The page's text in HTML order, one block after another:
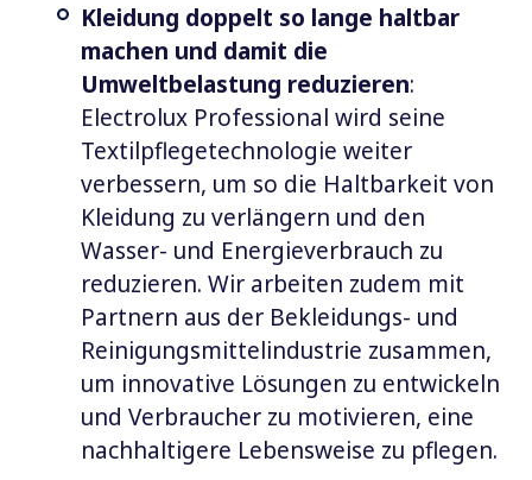
Kleidung doppelt so lange haltbar
machen und damit die
Umweltbelastung reduzieren:
Electrolux Professional wird seine
Textilpflegetechnologie weiter
verbessern, um so die Haltbarkeit von
Kleidung zu verlängern und den
Wasser- und Energieverbrauch zu
reduzieren. Wir arbeiten zudem mit
Partnern aus der Bekleidungs- und
Reinigungsmittelindustrie zusammen,
um innovative Lösungen zu entwickeln
und Verbraucher zu motivieren, eine
nachhaltigere Lebensweise zu pflegen.